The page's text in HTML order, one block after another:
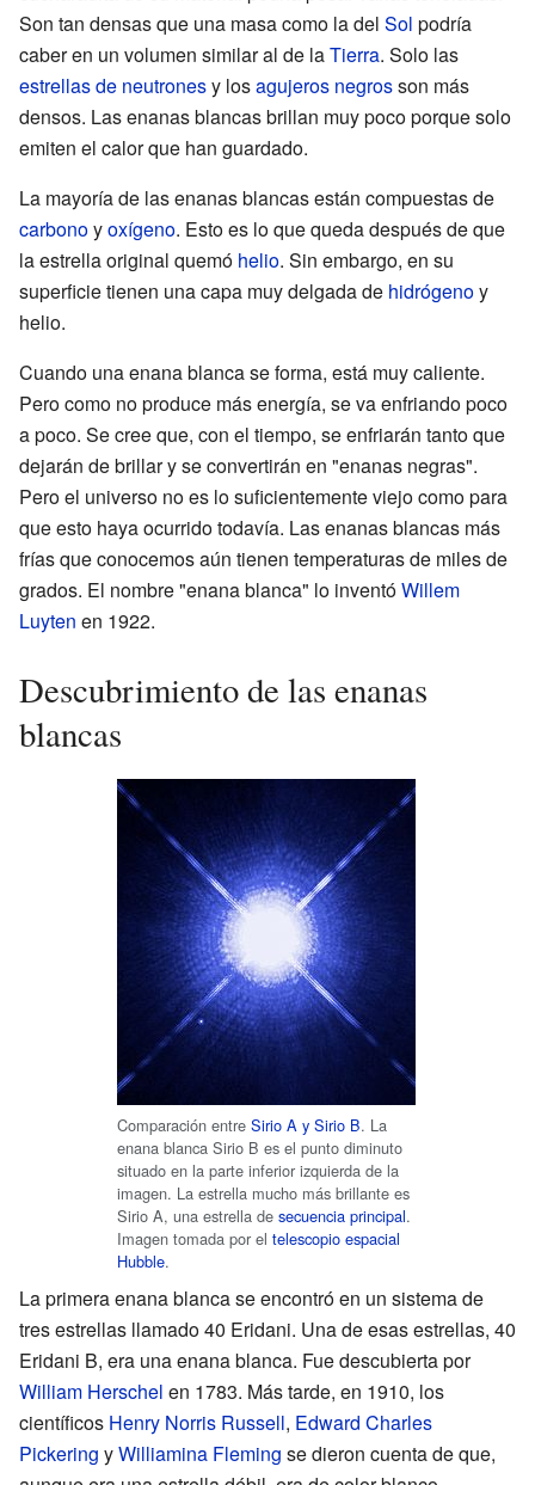
Son tan densas que una masa como la del Sol podría
caber en un volumen similar al de laTierra. Solo las
estrellas de neutronesy losagujeros negrosson más
densos. Las enanas blancas brillan muy poco porque solo
emiten el calor que han guardado.
La mayoría de las enanas blancas están compuestas de
carbonoyoxígeno. Esto es lo que queda después de que
la estrella original quemó helio. Sin embargo, en su
superficie tienen una capa muy delgada de hidrógenoy
helio.
Cuando una enana blanca se forma, está muy caliente.
Pero como no produce más energía, se va enfriando poco
a poco. Se cree que, con el tiempo, se enfriarán tanto que
dejarán de brillar y se convertirán en "enanas negras".
Pero el universo no es lo suficientemente viejo como para
que esto haya ocurrido todavía. Las enanas blancas más
frías que conocemos aún tienen temperaturas de miles de
grados. El nombre "enana blanca" lo inventóWillem
Luyten en 1922.
Descubrimiento de las enanas
blancas
Comparación entre Sirio A y Sirio B. La
enana blanca Sirio B es el punto diminuto
situado en la parte inferior izquierda de la
imagen. La estrella mucho más brillante es
Sirio A, una estrella de secuencia principal.
Imagen tomada por el telescopio espacial
Hubble.
La primera enana blanca se encontró en un sistema de
tres estrellas llamado 40 Eridani. Una de esas estrellas, 40
Eridani B, era una enana blanca. Fue descubierta por
William Herschel en 1783. Más tarde, en 1910, los
científicos Henry Norris Russell, Edward Charles
Pickering yWilliamina Fleming se dieron cuenta de que,